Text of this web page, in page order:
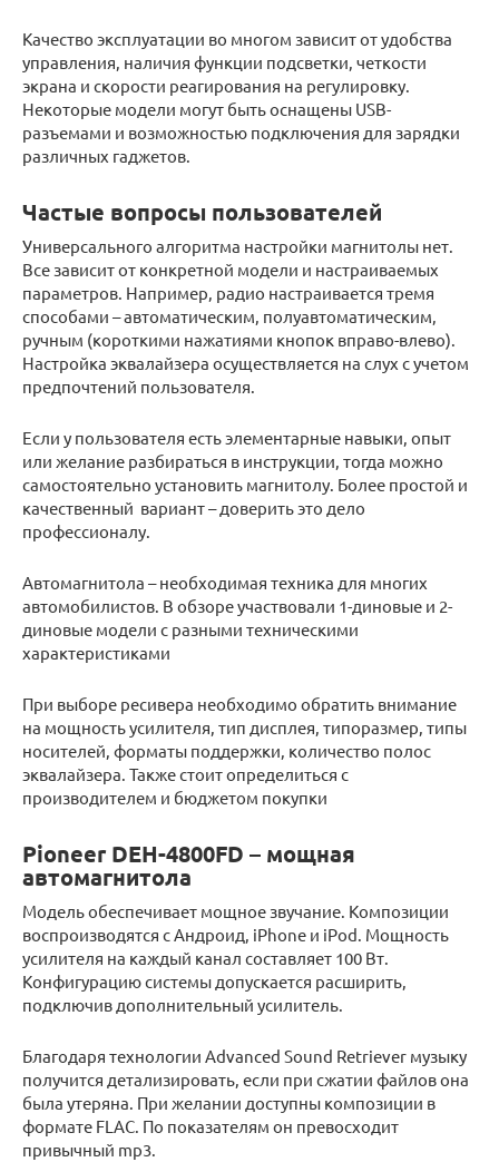
Качество эксплуатации во многом зависит от удобства
управления, наличия функции подсветки, четкости
экрана и скорости реагирования на регулировку.
Некоторые модели могут быть оснащены USB-
разъемами и возможностью подключения для зарядки
различных гаджетов.
Частые вопросы пользователей
Универсального алгоритма настройки магнитолы нет.
Все зависит от конкретной модели и настраиваемых
параметров. Например, радио настраивается тремя
способами – автоматическим, полуавтоматическим,
ручным (короткими нажатиями кнопок вправо-влево).
Настройка эквалайзера осуществляется на слух с учетом
предпочтений пользователя.
Если у пользователя есть элементарные навыки, опыт
или желание разбираться в инструкции, тогда можно
самостоятельно установить магнитолу. Более простой и
качественный вариант – доверить это дело
профессионалу.
Автомагнитола – необходимая техника для многих
автомобилистов. В обзоре участвовали 1-диновые и 2-
диновые модели с разными техническими
характеристиками
При выборе ресивера необходимо обратить внимание
на мощность усилителя, тип дисплея, типоразмер, типы
носителей, форматы поддержки, количество полос
эквалайзера. Также стоит определиться с
производителем и бюджетом покупки
Pioneer DEH-4800FD – мощная
автомагнитола
Модель обеспечивает мощное звучание. Композиции
воспроизводятся с Андроид, iPhone и iPod. Мощность
усилителя на каждый канал составляет 100 Вт.
Конфигурацию системы допускается расширить,
подключив дополнительный усилитель.
Благодаря технологии Advanced Sound Retriever музыку
получится детализировать, если при сжатии файлов она
была утеряна. При желании доступны композиции в
формате FLAC. По показателям он превосходит
привычный mp3.